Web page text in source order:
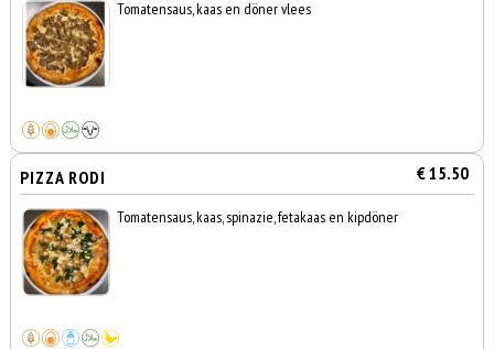
Tomatensaus, kaas en döner vlees
PIZZA RODI € 15.50
Tomatensaus, kaas, spinazie, fetakaas en kipdöner